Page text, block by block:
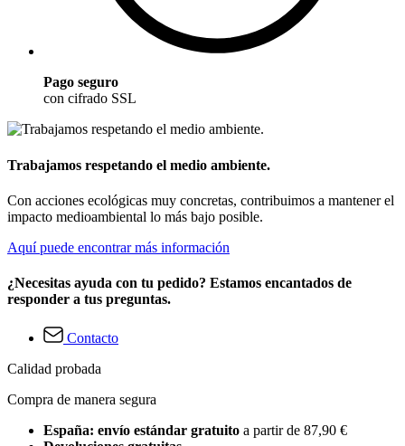
Pago seguro
con cifrado SSL
Trabajamos respetando el medio ambiente.
Con acciones ecológicas muy concretas, contribuimos a mantener el
impacto medioambiental lo más bajo posible.
Aquí puede encontrar más información
¿Necesitas ayuda con tu pedido? Estamos encantados de
responder a tus preguntas.
Contacto
Calidad probada
Compra de manera segura
España: envío estándar gratuito a partir de 87,90 €